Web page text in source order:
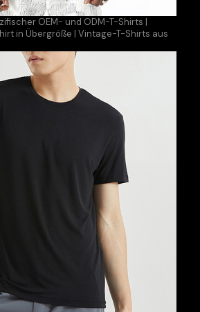
OEM- und ODM-T-Shirts |
in Übergröße | Vintage-T-Shirts aus